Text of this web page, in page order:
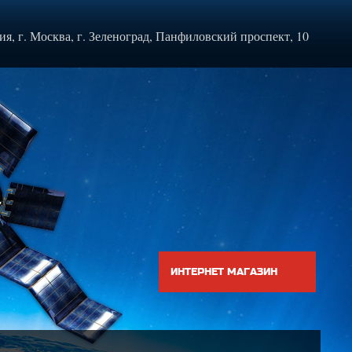
г. Москва, г. Зеленоград, Панфиловский проспект, 10
ИНТЕРНЕТ МАГАЗИН